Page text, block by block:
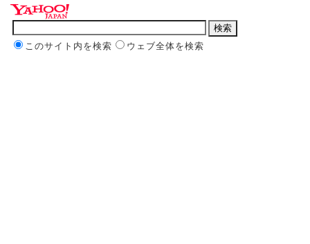
このサイト内を検索 ウェブ全体を検索